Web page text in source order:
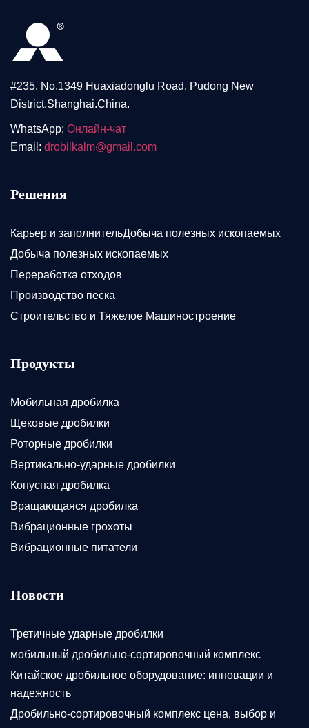
#235. No.1349 Huaxiadonglu Road. Pudong New
District.Shanghai.China.
WhatsApp: Онлайн-чат
Email: drobilkalm@gmail.com
Решения
Карьер и заполнительДобыча полезных ископаемых
Добыча полезных ископаемых
Переработка отходов
Производство песка
Строительство и Тяжелое Машиностроение
Продукты
Мобильная дробилка
Щековые дробилки
Роторные дробилки
Вертикально-ударные дробилки
Конусная дробилка
Вращающаяся дробилка
Вибрационные грохоты
Вибрационные питатели
Новости
Третичные ударные дробилки
мобильный дробильно-сортировочный комплекс
Китайское дробильное оборудование: инновации и
надежность
Дробильно-сортировочный комплекс цена, выбор и